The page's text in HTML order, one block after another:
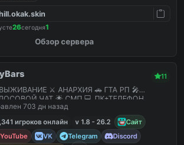
26сегодня1
Обзор сервера
11
⚔️ АНАРХИЯ 🚗 ГТА РП 🎤
ЧАТ 🌟 СМП 💻 ПК+ТЕЛЕФОН
703 дн назад
игроков онлайн
v 1.8 - 26.2
Сайт
YouTube
VK Telegram
Discord